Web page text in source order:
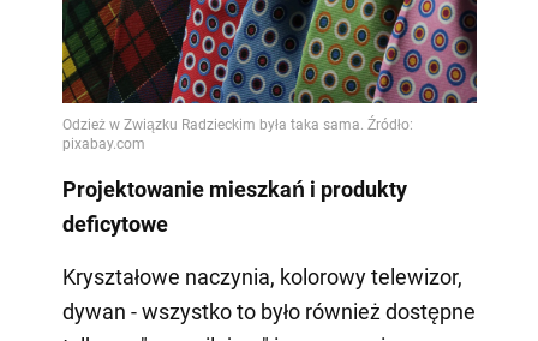
Projektowanie mieszkań i produkty
deficytowe
Kryształowe naczynia, kolorowy telewizor,
dywan - wszystko to było również dostępne